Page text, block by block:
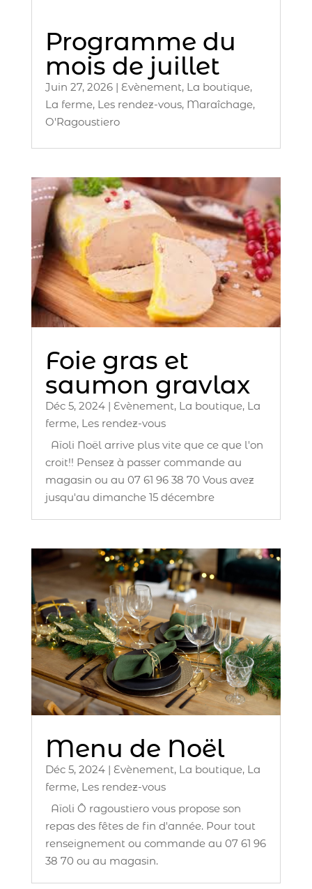
Programme du
mois de juillet
Juin 27, 2026| Evènement, La boutique,
La ferme, Les rendez-vous, Maraîchage,
O'Ragoustiero
Foie gras et
saumon gravlax
Déc 5, 2024| Evènement, La boutique, La
ferme, Les rendez-vous
Aïoli Noël arrive plus vite que ce que l'on
croit!! Pensez à passer commande au
magasin ou au 07 61 96 38 70 Vous avez
jusqu'au dimanche 15 décembre
Menu de Noël
Déc 5, 2024| Evènement, La boutique, La
ferme, Les rendez-vous
Aïoli Ô ragoustiero vous propose son
repas des fêtes de fin d'année. Pour tout
renseignement ou commande au 07 61 96
38 70 ou au magasin.